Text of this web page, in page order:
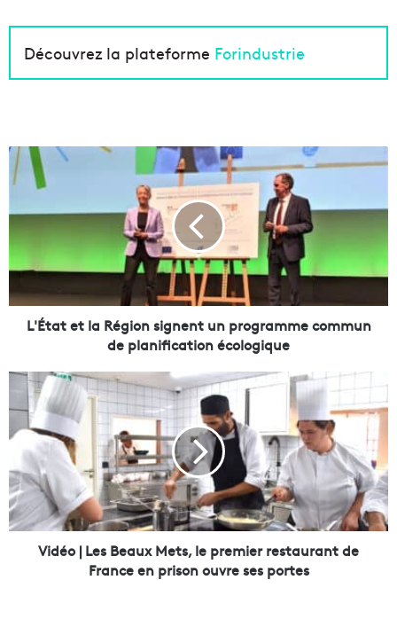
Découvrez la plateforme Forindustrie
L
t
a
t
e
l
g
o
n
i
g
n
e
L'État et la Région signent un programme commun
de planification écologique
V
é
|
L
e
s
Vidéo | Les Beaux Mets, le premier restaurant de
France en prison ouvre ses portes